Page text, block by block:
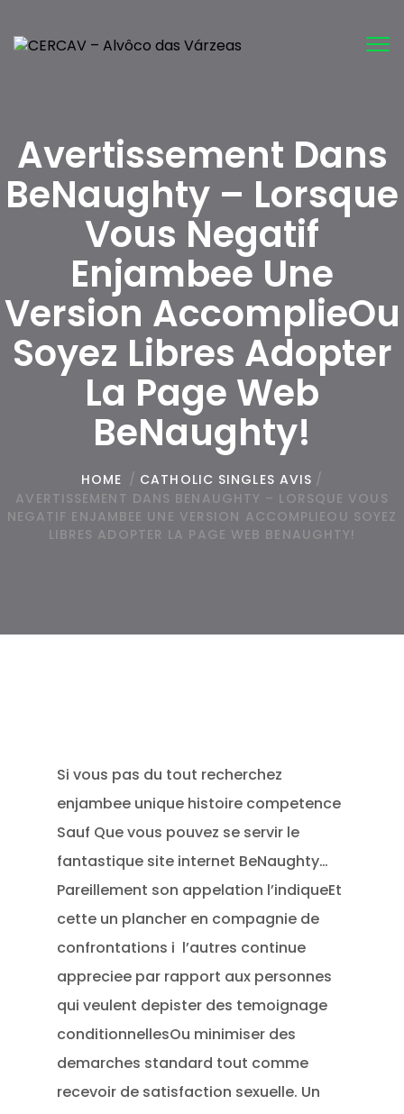
Avertissement Dans
BeNaughty – Lorsque
Vous Negatif
Enjambee Une
Version AccomplieOu
Soyez Libres Adopter
La Page Web
BeNaughty!
HOME / CATHOLIC SINGLES AVIS /
AVERTISSEMENT DANS BENAUGHTY – LORSQUE VOUS
NEGATIF ENJAMBEE UNE VERSION ACCOMPLIEOU SOYEZ
LIBRES ADOPTER LA PAGE WEB BENAUGHTY!
Si vous pas du tout recherchez
enjambee unique histoire competence
Sauf Que vous pouvez se servir le
fantastique site internet BeNaughty…
Pareillement son appelation l’indiqueEt
cette un plancher en compagnie de
confrontations i l’autres continue
appreciee par rapport aux personnes
qui veulent depister des temoignage
conditionnellesOu minimiser des
demarches standard tout comme
recevoir de satisfaction sexuelle. Un